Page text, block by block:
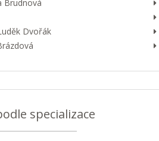
Brudnová
Dvořák
specializace